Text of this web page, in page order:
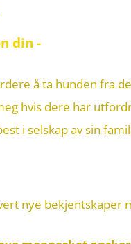
din -
å ta hunden fra
hvis dere har
i selskap av sin
nye bekjentskaper